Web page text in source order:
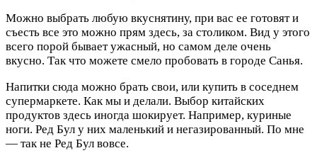
Можно выбрать любую вкуснятину, при вас ее готовят и
съесть все это можно прям здесь, за столиком. Вид у этого
всего порой бывает ужасный, но самом деле очень
вкусно. Так что можете смело пробовать в городе Санья.
Напитки сюда можно брать свои, или купить в соседнем
супермаркете. Как мы и делали. Выбор китайских
продуктов здесь иногда шокирует. Например, куриные
ноги. Ред Бул у них маленький и негазированный. По мне
— так не Ред Бул вовсе.